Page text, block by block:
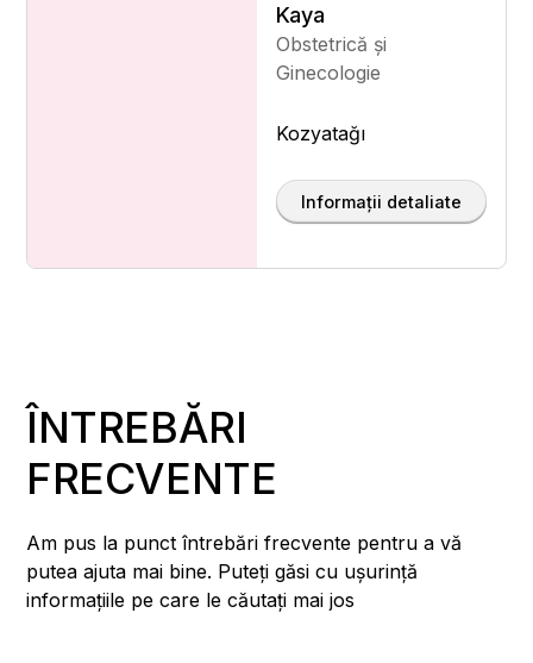
Kaya
Obstetrică și
Ginecologie
Kozyatağı
Informații detaliate
ÎNTREBĂRI
FRECVENTE
Am pus la punct întrebări frecvente pentru a vă
putea ajuta mai bine. Puteți găsi cu ușurință
informațiile pe care le căutați mai jos